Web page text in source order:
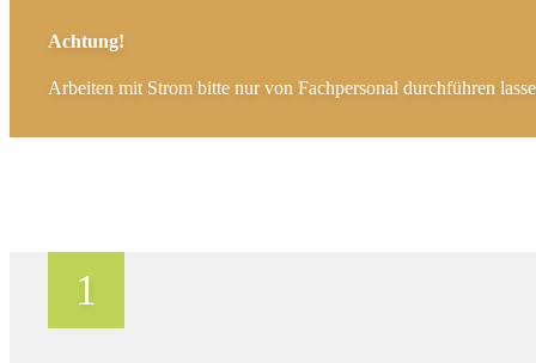
Achtung!
Arbeiten mit Strom bitte nur von Fachpersonal durchführen